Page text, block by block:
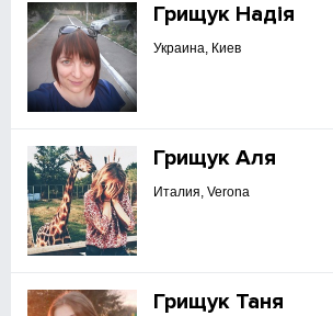
Грищук Надія
Украина, Киев
Грищук Аля
Италия, Verona
Грищук Таня